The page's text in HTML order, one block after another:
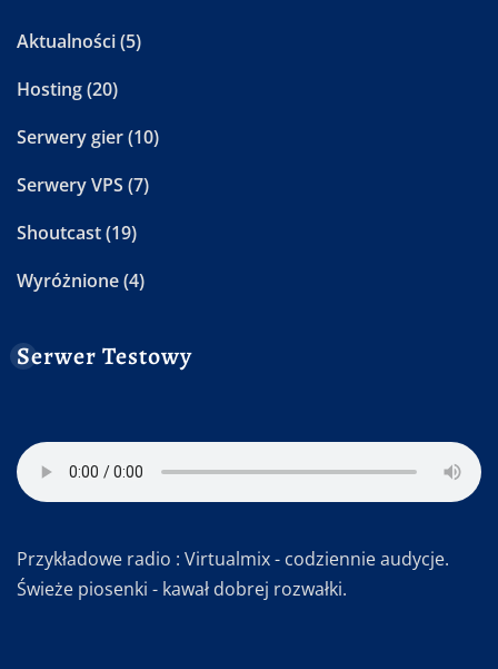
Aktualności(5)
Hosting(20)
Serwery gier(10)
Serwery VPS (7)
Shoutcast(19)
Wyróżnione(4)
Serwer Testowy
Przykładowe radio : Virtualmix - codziennie audycje.
Świeże piosenki - kawał dobrej rozwałki.